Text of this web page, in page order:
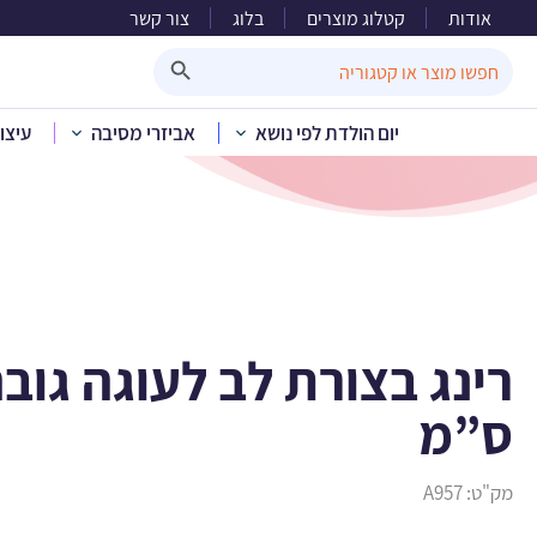
אודות קטלוג מוצרים בלוג צור קשר
for:
יום הולדת לפי נושא אביזרי מסיבה
רינג
ס”מ
מק"ט:A957